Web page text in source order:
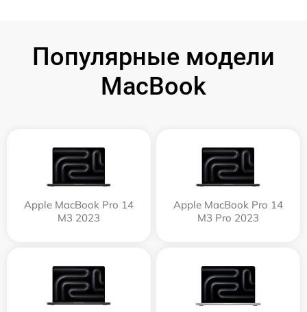
Популярные модели
MacBook
Apple MacBook Pro 14
M3 2023
Apple MacBook Pro 14
M3 Pro 2023